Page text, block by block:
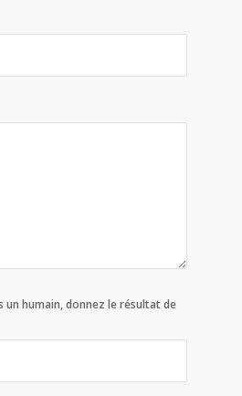
un humain, donnez le résultat de